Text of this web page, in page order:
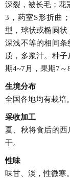
深裂，被长毛；花
3，药室S形折曲
型，球状或椭圆
深浅不等的相间
质，多浆汁。种
期4~7月，果期7～8
生境分布
全国各地均有栽培。
采收加工
夏、秋将食后的
干。
性味
味甘、淡，性微寒。